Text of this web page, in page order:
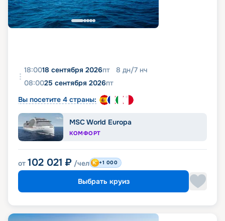
18:0018 сентября 2026пт 8 дн/7 нч
08:0025 сентября 2026пт
Вы посетите 4 страны:
MSC World Europa
КОМФОРТ
от 102 021 ₽ /чел +1 000
Выбрать круиз